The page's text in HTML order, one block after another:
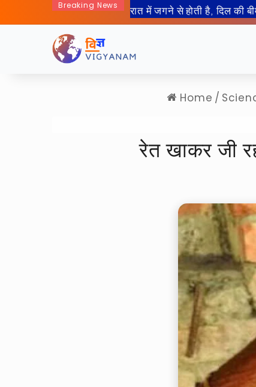
Breaking News 50 साल बाद इंसान जा रहा हैं
Home /
रेत खाकर जी